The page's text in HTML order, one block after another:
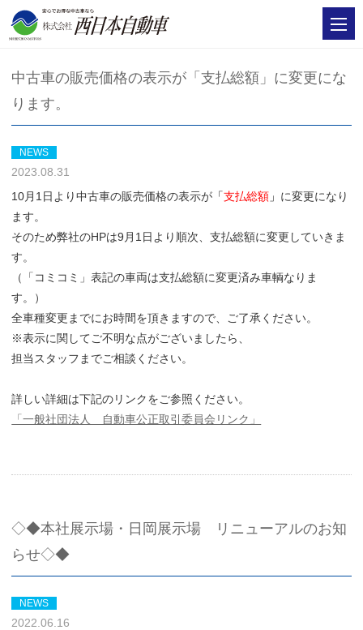
中古車の販売価格の表示が「支払総額」に変更にな
ります。
NEWS
2023.08.31
10月1日より中古車の販売価格の表示が 「支払総額 」 に変更になり
ます。
そのため弊社のHPは9月1日より順次、支払総額に変更していきま
す。
（「コミコミ」表記の車両は支払総額に変更済み車輌なりま
す。）
全車種変更までにお時間を頂きますので、ご了承ください。
※表示に関してご不明な点がございましたら、
担当スタッフまでご相談ください。
詳しい詳細は下記のリンクをご参照ください。
「一般社団法人 自動車公正取引委員会リンク」
◇◆本社展示場・日岡展示場 リニューアルのお知
らせ◇◆
NEWS
2022.06.16